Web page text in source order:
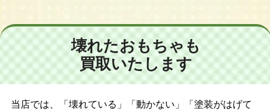
壊れたおもちゃも
買取いたします
当店では、「壊れている」「動かない」「塗装がはげて